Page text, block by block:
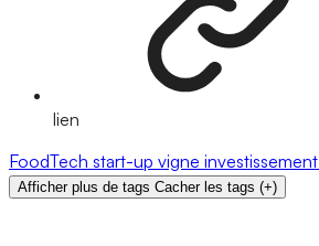
lien
FoodTech start-up vigne investissement
Afficher plus de tags Cacher les tags (+)